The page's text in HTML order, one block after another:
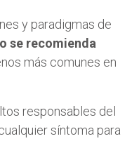
y paradigmas de
se recomienda
más comunes en
responsables del
síntoma para